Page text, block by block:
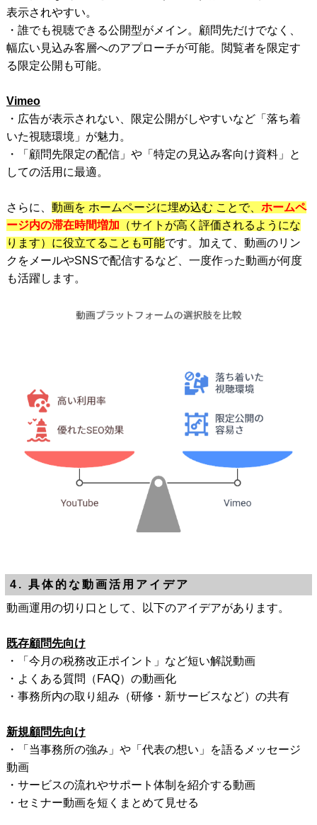
表示されやすい。
・誰でも視聴できる公開型がメイン。顧問先だけでなく、
幅広い見込み客層へのアプローチが可能。閲覧者を限定す
る限定公開も可能。
Vimeo
・広告が表示されない、限定公開がしやすいなど「落ち着
いた視聴環境」が魅力。
・「顧問先限定の配信」や「特定の見込み客向け資料」と
しての活用に最適。
さらに、 動画を ホームページに埋め込む ことで、 ホームペ
ージ内の滞在時間増加 （サイトが高く評価されるようにな
ります）に役立てることも可能です。加えて、動画のリン
クをメールやSNSで配信するなど、一度作った動画が何度
も活躍します。
4. 具体的な動画活用アイデア
動画運用の切り口として、以下のアイデアがあります。
既存顧問先向け
・「今月の税務改正ポイント」など短い解説動画
・よくある質問（FAQ）の動画化
・事務所内の取り組み（研修・新サービスなど）の共有
新規顧問先向け
・「当事務所の強み」や「代表の想い」を語るメッセージ
動画
・サービスの流れやサポート体制を紹介する動画
・セミナー動画を短くまとめて見せる